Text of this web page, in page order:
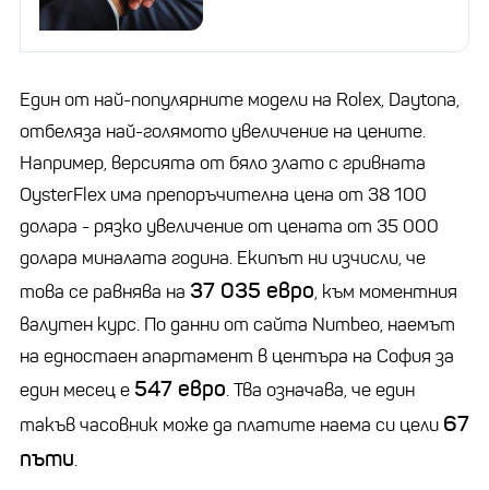
Един от най-популярните модели на Rolex, Daytona,
отбеляза най-голямото увеличение на цените.
Например, версията от бяло злато с гривната
OysterFlex има препоръчителна цена от 38 100
долара - рязко увеличение от цената от 35 000
долара миналата година. Екипът ни изчисли, че
това се равнява на 37 035 евро, към моментния
валутен курс. По данни от сайта Numbeo, наемът
на едностаен апартамент в центъра на София за
един месец е547 евро. Тва означава, че един
такъв часовник може да платите наема си цели 67
пъти.